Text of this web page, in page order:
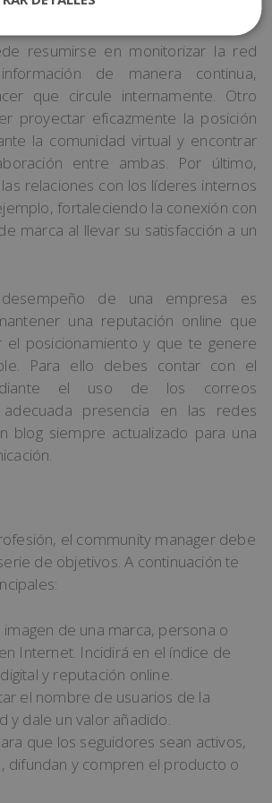
resumirse en monitorizar la red
de manera continua,
que circule internamente. Otro
proyectar eficazmente la posición
la comunidad virtual y encontrar
entre ambas. Por último,
relaciones con los líderes internos
fortaleciendo la conexión con
marca al llevar su satisfacción a un
de una empresa es
una reputación online que
el posicionamiento y que te genere
Para ello debes contar con el
el uso de los correos
presencia en las redes
blog siempre actualizado para una
el community manager debe
de objetivos. A continuación te
imagen de una marca, persona o
Internet. Incidirá en el índice de
y reputación online.
el nombre de usuarios de la
y dale un valor añadido.
que los seguidores sean activos,
difundan y compren el producto o